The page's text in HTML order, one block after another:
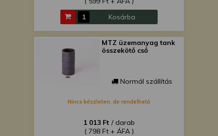
Kosárba
MTZ üzemanyag tank
összekötő cső
Normál szállítás
Nincs készleten, de rendelhető
1 013 Ft / darab
( 798 Ft + ÁFA )